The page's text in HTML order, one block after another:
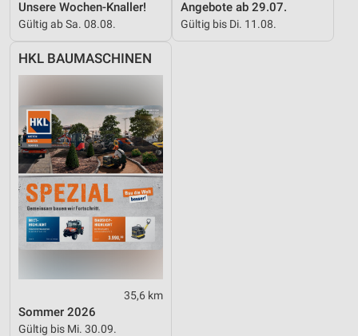
Unsere Wochen-Knaller!
Gültig ab Sa. 08.08.
Angebote ab 29.07.
Gültig bis Di. 11.08.
HKL BAUMASCHINEN
35,6 km
Sommer 2026
Gültig bis Mi. 30.09.